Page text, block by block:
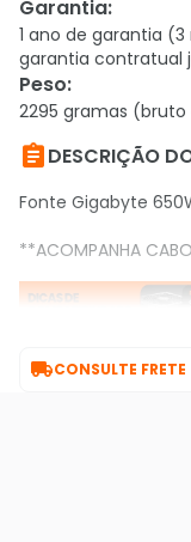
Garantia:
1 ano de garantia
garantia contratual
Peso:
2295 gramas
DESCRIÇÃO
Fonte Gigabyte
**ACOMPANHA
CONSULTE FRETE